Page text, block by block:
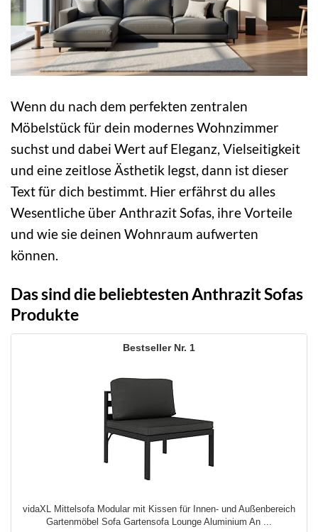
Wenn du nach dem perfekten zentralen
Möbelstück für dein modernes Wohnzimmer
suchst und dabei Wert auf Eleganz, Vielseitigkeit
und eine zeitlose Ästhetik legst, dann ist dieser
Text für dich bestimmt. Hier erfährst du alles
Wesentliche über Anthrazit Sofas, ihre Vorteile
und wie sie deinen Wohnraum aufwerten
können.
Das sind die beliebtesten Anthrazit Sofas
Produkte
1
vidaXL Mittelsofa Modular mit Kissen für Innen- und Außenbereich
Gartenmöbel Sofa Gartensofa Lounge Aluminium An ...